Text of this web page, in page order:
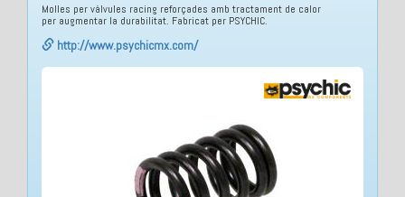
Molles per vàlvules racing reforçades amb tractament de calor
per augmentar la durabilitat. Fabricat per PSYCHIC.
http://www.psychicmx.com/